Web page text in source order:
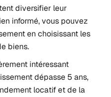
diversifier leur
informé, vous pouvez
en choisissant les
biens.
intéressant
dépasse 5 ans,
locatif et de la